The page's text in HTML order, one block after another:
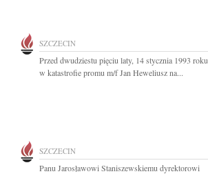
SZCZECIN
Przed dwudziestu pięciu laty, 14 stycznia 1993 roku,
w katastrofie promu m/f Jan Heweliusz na...
SZCZECIN
Panu Jarosławowi Staniszewskiemu dyrektorowi